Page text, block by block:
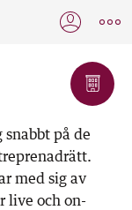
på de
med sig av
live och on-